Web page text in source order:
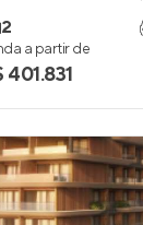
2
a partir de
401.831